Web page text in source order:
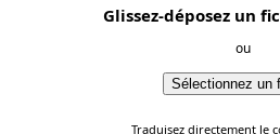
Glissez-déposez un
ou
Sélectionnez un
Traduisez directement le